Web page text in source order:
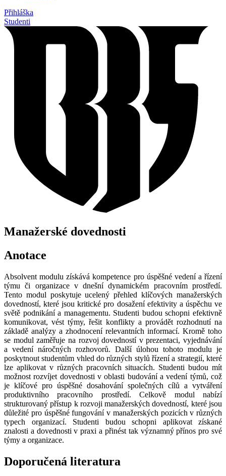
Přihláška
Studenti
Manažerské dovednosti
Anotace
Absolvent modulu získává kompetence pro úspěšné vedení a řízení
týmu či organizace v dnešní dynamickém pracovním prostředí.
Tento modul poskytuje ucelený přehled klíčových manažerských
dovedností, které jsou kritické pro dosažení efektivity a úspěchu ve
světě podnikání a managementu. Studenti budou schopni efektivně
komunikovat, vést týmy, řešit konflikty a provádět rozhodnutí na
základě analýzy a zhodnocení relevantních informací. Kromě toho
se modul zaměřuje na rozvoj dovedností v prezentaci, vyjednávání
a vedení náročných rozhovorů. Další úlohou tohoto modulu je
poskytnout studentům vhled do různých stylů řízení a strategií, které
lze aplikovat v různých pracovních situacích. Studenti budou mít
možnost rozvíjet dovednosti v oblasti budování a vedení týmů, což
je klíčové pro úspěšné dosahování společných cílů a vytváření
produktivního pracovního prostředí. Celkově modul nabízí
strukturovaný přístup k rozvoji manažerských dovedností, které jsou
důležité pro úspěšné fungování v manažerských pozicích v různých
typech organizací. Studenti budou schopni aplikovat získané
znalosti a dovednosti v praxi a přinést tak významný přínos pro své
týmy a organizace.
Doporučená literatura